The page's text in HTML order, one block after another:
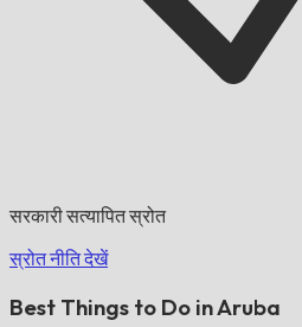
सरकारी सत्यापित स्रोत
स्रोत नीति देखें
Best Things to Do in Aruba